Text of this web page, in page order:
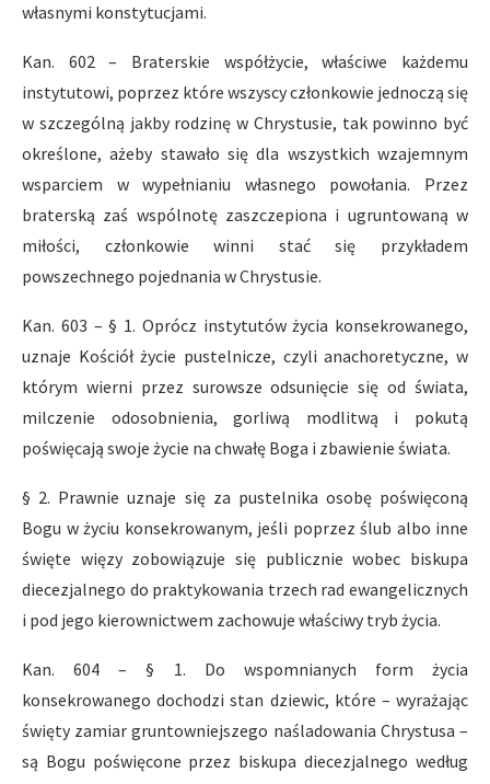
własnymi konstytucjami.
Kan. 602 – Braterskie współżycie, właściwe każdemu
instytutowi, poprzez które wszyscy członkowie jednoczą się
w szczególną jakby rodzinę w Chrystusie, tak powinno być
określone, ażeby stawało się dla wszystkich wzajemnym
wsparciem w wypełnianiu własnego powołania. Przez
braterską zaś wspólnotę zaszczepiona i ugruntowaną w
miłości, członkowie winni stać się przykładem
powszechnego pojednania w Chrystusie.
Kan. 603 – § 1. Oprócz instytutów życia konsekrowanego,
uznaje Kościół życie pustelnicze, czyli anachoretyczne, w
którym wierni przez surowsze odsunięcie się od świata,
milczenie odosobnienia, gorliwą modlitwą i pokutą
poświęcają swoje życie na chwałę Boga i zbawienie świata.
§ 2. Prawnie uznaje się za pustelnika osobę poświęconą
Bogu w życiu konsekrowanym, jeśli poprzez ślub albo inne
święte więzy zobowiązuje się publicznie wobec biskupa
diecezjalnego do praktykowania trzech rad ewangelicznych
i pod jego kierownictwem zachowuje właściwy tryb życia.
Kan. 604 – § 1. Do wspomnianych form życia
konsekrowanego dochodzi stan dziewic, które – wyrażając
święty zamiar gruntowniejszego naśladowania Chrystusa –
są Bogu poświęcone przez biskupa diecezjalnego według